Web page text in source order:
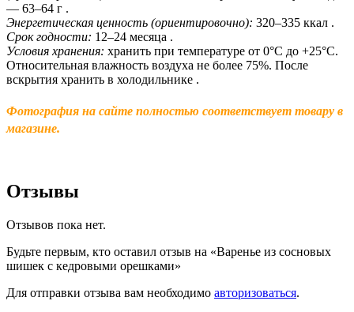
— 63–64 г .
Энергетическая ценность (ориентировочно): 320–335 ккал .
Срок годности: 12–24 месяца .
Условия хранения: хранить при температуре от 0°С до +25°С.
Относительная влажность воздуха не более 75%. После
вскрытия хранить в холодильнике .
Фотография на сайте полностью соответствует товару в
магазине.
Отзывы
Отзывов пока нет.
Будьте первым, кто оставил отзыв на «Варенье из сосновых
шишек с кедровыми орешками»
Для отправки отзыва вам необходимо авторизоваться.